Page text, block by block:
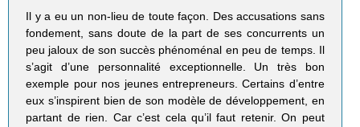
Il y a eu un non-lieu de toute façon. Des accusations sans
fondement, sans doute de la part de ses concurrents un
peu jaloux de son succès phénoménal en peu de temps. Il
s’agit d’une personnalité exceptionnelle. Un très bon
exemple pour nos jeunes entrepreneurs. Certains d’entre
eux s’inspirent bien de son modèle de développement, en
partant de rien. Car c’est cela qu’il faut retenir. On peut